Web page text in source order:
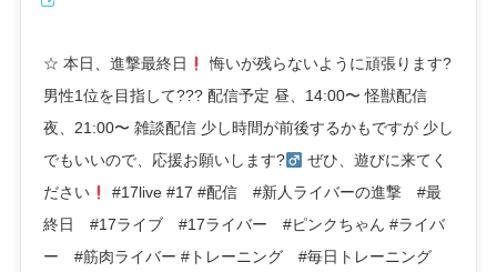
☆ 本日、進撃最終日
悔いが残らないように頑張ります?
男性1位を目指して??? 配信予定 昼、14:00〜 怪獣配信
夜、21:00〜 雑談配信 少し時間が前後するかもですが 少し
でもいいので、応援お願いします?‍
ぜひ、遊びに来てく
ださい
#17live #17 #配信 #新人ライバーの進撃 #最
終日 #17ライブ #17ライバー #ピンクちゃん #ライバ
ー #筋肉ライバー #トレーニング #毎日トレーニング